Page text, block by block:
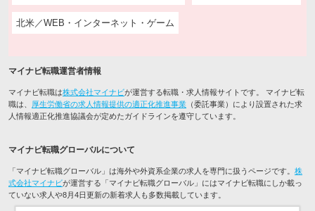
北米／WEB・インターネット・ゲーム
マイナビ転職運営者情報
マイナビ転職は株式会社マイナビが運営する転職・求人情報サイトです。 マイナビ転
職は、 厚生労働省の求人情報提供の適正化推進事業 （委託事業）により設置された求
人情報適正化推進協議会が定めたガイドラインを遵守しています。
マイナビ転職グローバルについて
「マイナビ転職グローバル」は海外や外資系企業の求人を専門に扱うページです。 株
式会社マイナビが運営する「マイナビ転職グローバル」にはマイナビ転職にしか載っ
ていない求人や8月4日更新の新着求人も多数掲載しています。